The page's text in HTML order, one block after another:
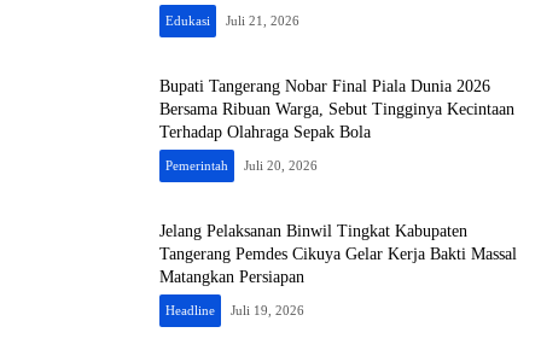
Edukasi Juli 21, 2026
Bupati Tangerang Nobar Final Piala Dunia 2026
Bersama Ribuan Warga, Sebut Tingginya Kecintaan
Terhadap Olahraga Sepak Bola
Pemerintah Juli 20, 2026
Jelang Pelaksanan Binwil Tingkat Kabupaten
Tangerang Pemdes Cikuya Gelar Kerja Bakti Massal
Matangkan Persiapan
Headline Juli 19, 2026